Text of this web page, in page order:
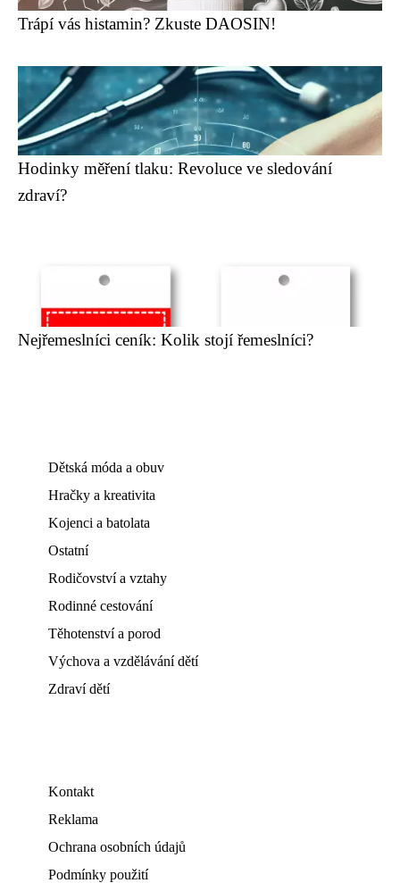
Trápí vás histamin? Zkuste DAOSIN!
Hodinky měření tlaku: Revoluce ve sledování
zdraví?
Nejřemeslníci ceník: Kolik stojí řemeslníci?
Dětská móda a obuv
Hračky a kreativita
Kojenci a batolata
Ostatní
Rodičovství a vztahy
Rodinné cestování
Těhotenství a porod
Výchova a vzdělávání dětí
Zdraví dětí
Kontakt
Reklama
Ochrana osobních údajů
Podmínky použití